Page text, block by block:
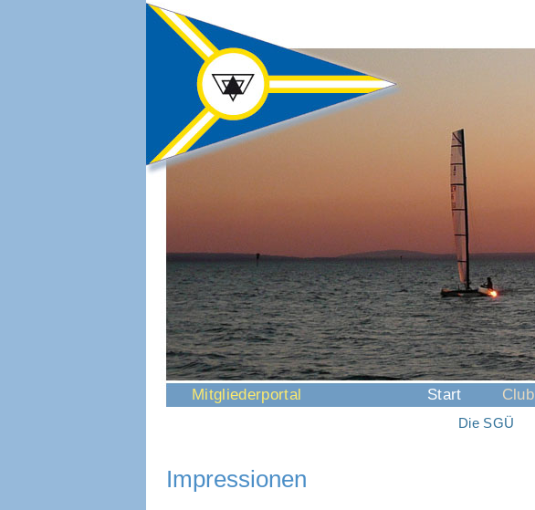
Navigation
Start Club
Die SGÜ
Mitgliederportal
Impressionen